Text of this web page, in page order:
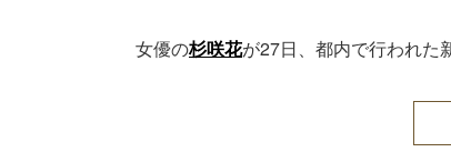
女優の杉咲花が27日、都内で行われた